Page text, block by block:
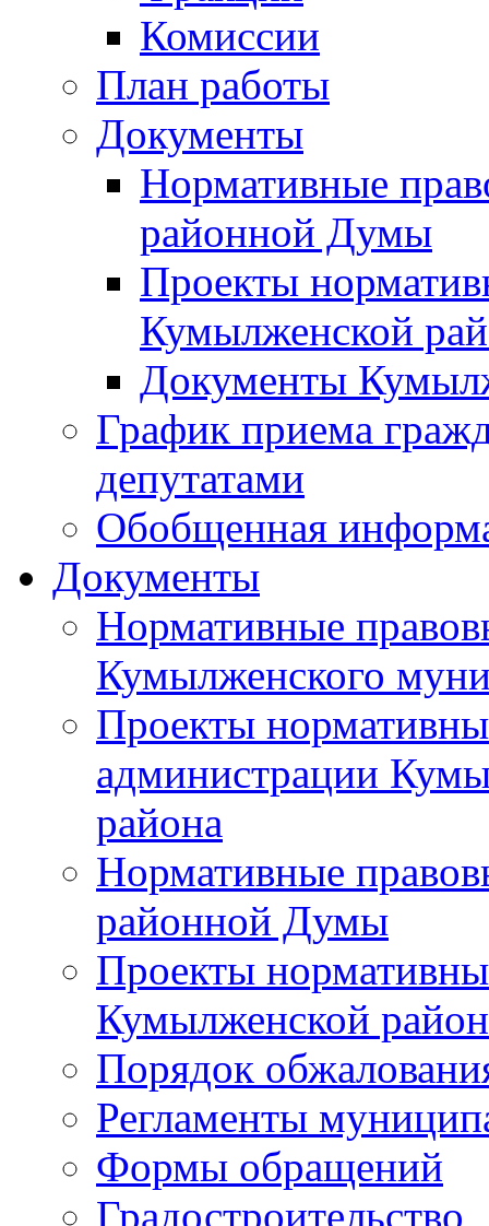
Комиссии
План работы
Документы
Нормативные
районной Думы
Проекты
Кумылженской
Документы
График приема
депутатами
Обобщенная
Документы
Нормативные
Кумылженского
Проекты
администрации
района
Нормативные
районной Думы
Проекты
Кумылженской
Порядок
Регламенты
Формы обращений
Градостроительство